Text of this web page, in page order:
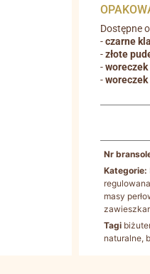
Dostępne
-czarne
-złote
-
-woreczek
Nr
Kategorie:
masy
Tagi
naturalne,